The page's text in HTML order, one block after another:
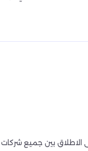
الاطلاق بين جميع شركات